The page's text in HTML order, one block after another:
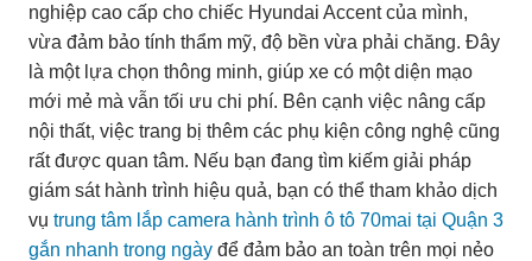
nghiệp cao cấp cho chiếc Hyundai Accent của mình,
vừa đảm bảo tính thẩm mỹ, độ bền vừa phải chăng. Đây
là một lựa chọn thông minh, giúp xe có một diện mạo
mới mẻ mà vẫn tối ưu chi phí. Bên cạnh việc nâng cấp
nội thất, việc trang bị thêm các phụ kiện công nghệ cũng
rất được quan tâm. Nếu bạn đang tìm kiếm giải pháp
giám sát hành trình hiệu quả, bạn có thể tham khảo dịch
vụ trung tâm lắp camera hành trình ô tô 70mai tại Quận 3
gắn nhanh trong ngày để đảm bảo an toàn trên mọi nẻo